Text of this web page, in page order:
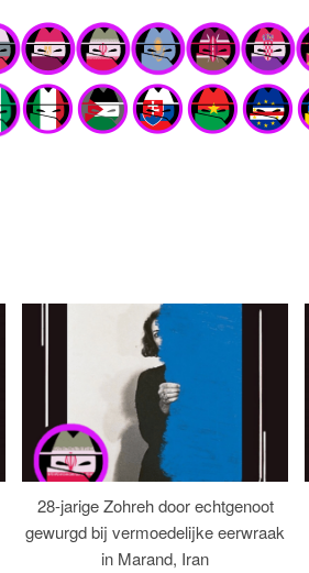
28-jarige Zohreh door echtgenoot
gewurgd bij vermoedelijke eerwraak
in Marand, Iran